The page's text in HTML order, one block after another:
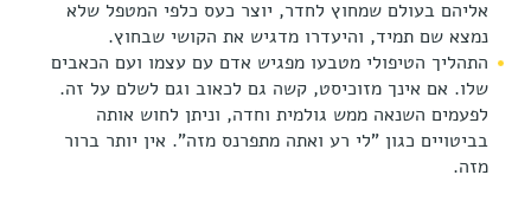
אליהם בעולם שמחוץ לחדר, יוצר כעס כלפי המטפל שלא
נמצא שם תמיד, והיעדרו מדגיש את הקושי שבחוץ.
התהליך הטיפולי מטבעו מפגיש אדם עם עצמו ועם הכאבים
שלו. אם אינך מזוכיסט, קשה גם לכאוב וגם לשלם על זה.
לפעמים השנאה ממש גולמית וחדה, וניתן לחוש אותה
בביטויים כגון "לי רע ואתה מתפרנס מזה". אין יותר ברור
מזה.